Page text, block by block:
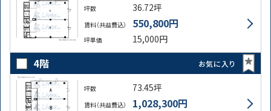
坪数 36.72坪
賃料（共益費込） 550,800円
坪単価 15,000円
4階 お気に入り
坪数 73.45坪
賃料（共益費込） 1,028,300円